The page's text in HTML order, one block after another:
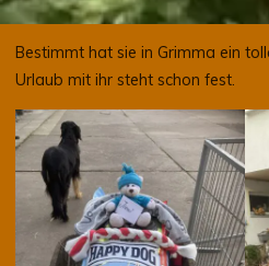
Bestimmt hat sie in Grimma ein
Urlaub mit ihr steht schon fest.